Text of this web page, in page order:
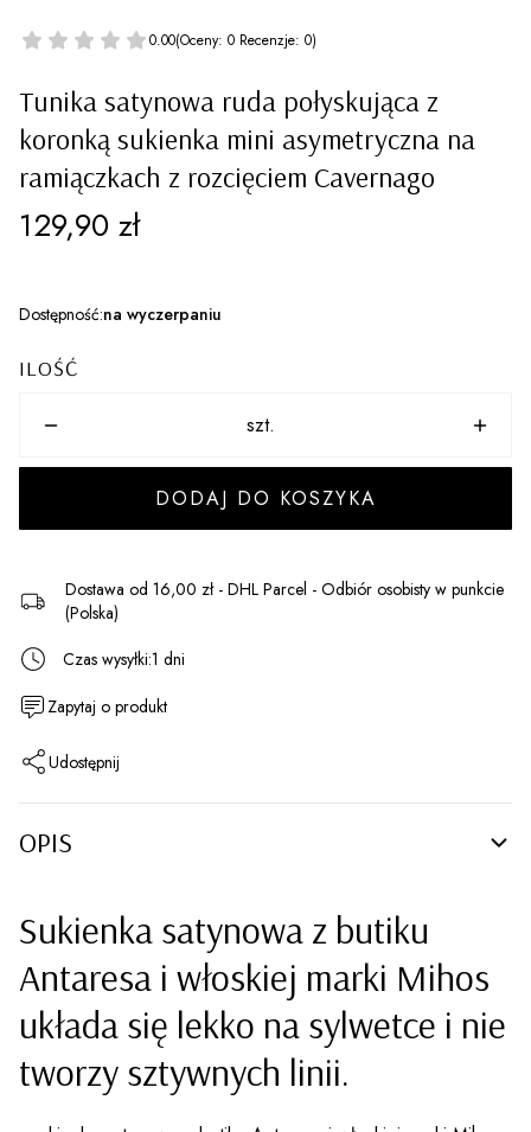
0.00(Oceny: 0 Recenzje: 0)
Tunika satynowa ruda połyskująca z
koronką sukienka mini asymetryczna na
ramiączkach z rozcięciem Cavernago
Cena
129,90 zł
Dostępność:na wyczerpaniu
ILOŚĆ
szt.
DODAJ DO KOSZYKA
Dostawa od 16,00 zł - DHL Parcel - Odbiór osobisty w punkcie
(Polska)
Czas wysyłki:1 dni
Zapytaj o produkt
Udostępnij
OPIS
Sukienka satynowa z butiku
Antaresa i włoskiej marki Mihos
układa się lekko na sylwetce i nie
tworzy sztywnych linii.